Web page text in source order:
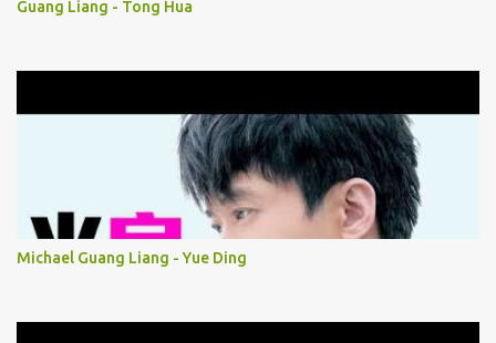
Guang Liang - Tong Hua
Michael Guang Liang - Yue Ding